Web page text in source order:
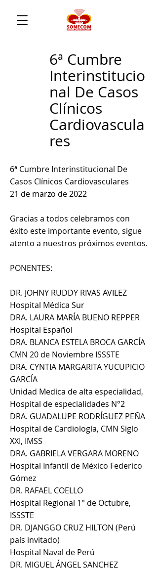
6ª Cumbre
Interinstitucio
nal De Casos
Clínicos
Cardiovascula
res
6ª Cumbre Interinstitucional De
Casos Clínicos Cardiovasculares
21 de marzo de 2022
Gracias a todos celebramos con
éxito este importante evento, sigue
atento a nuestros próximos eventos.
PONENTES:
DR. JOHNY RUDDY RIVAS AVILEZ
Hospital Médica Sur
DRA. LAURA MARÍA BUENO REPPER
Hospital Español
DRA. BLANCA ESTELA BROCA GARCÍA
CMN 20 de Noviembre ISSSTE
DRA. CYNTIA MARGARITA YUCUPICIO
GARCÍA
Unidad Medica de alta especialidad,
Hospital de especialidades N°2
DRA. GUADALUPE RODRÍGUEZ PEÑA
Hospital de Cardiología, CMN Siglo
XXI, IMSS
DRA. GABRIELA VERGARA MORENO
Hospital Infantil de México Federico
Gómez
DR. RAFAEL COELLO
Hospital Regional 1° de Octubre,
ISSSTE
DR. DJANGGO CRUZ HILTON (Perú
país invitado)
Hospital Naval de Perú
DR. MIGUEL ÁNGEL SANCHEZ